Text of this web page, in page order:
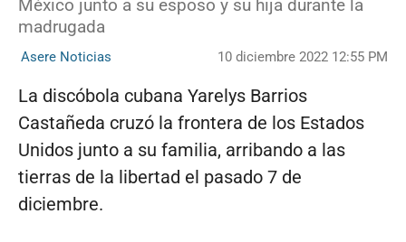
México junto a su esposo y su hija durante la
madrugada
Asere Noticias 10 diciembre 2022 12:55 PM
La discóbola cubana Yarelys Barrios
Castañeda cruzó la frontera de los Estados
Unidos junto a su familia, arribando a las
tierras de la libertad el pasado 7 de
diciembre.